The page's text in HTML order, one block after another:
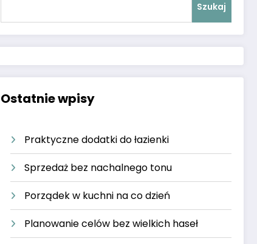
Szukaj
Ostatnie wpisy
Praktyczne dodatki do łazienki
Sprzedaż bez nachalnego tonu
Porządek w kuchni na co dzień
Planowanie celów bez wielkich haseł